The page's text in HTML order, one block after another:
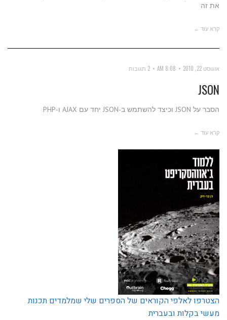
את זה
קרא עוד ←
אוגוסט 22, 2010 8:08 AM 2 תגובות
JSON
הסבר על JSON וכיצד להשתמש ב-JSON יחד עם AJAX ו-PHP
קרא עוד ←
הצטרפו לאלפי הקוראים של הספרים שלי שמלמדים תכנות
מעשי בקלות ובעברית